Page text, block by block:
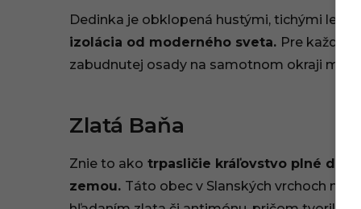
Dedinka je obklopená hustými, tichými
izolácia od moderného sveta. Pre
zabudnutej osady na samotnom okraji
Zlatá Baňa
Znie to ako trpasličie kráľovstvo plné
zemou. Táto obec v Slanských vrchoch má